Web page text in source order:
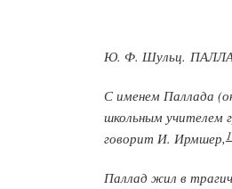
Ю. Ф. Шульц.
С именем Паллада
школьным учителем
говорит И. Ирмшер,1
Паллад жил в